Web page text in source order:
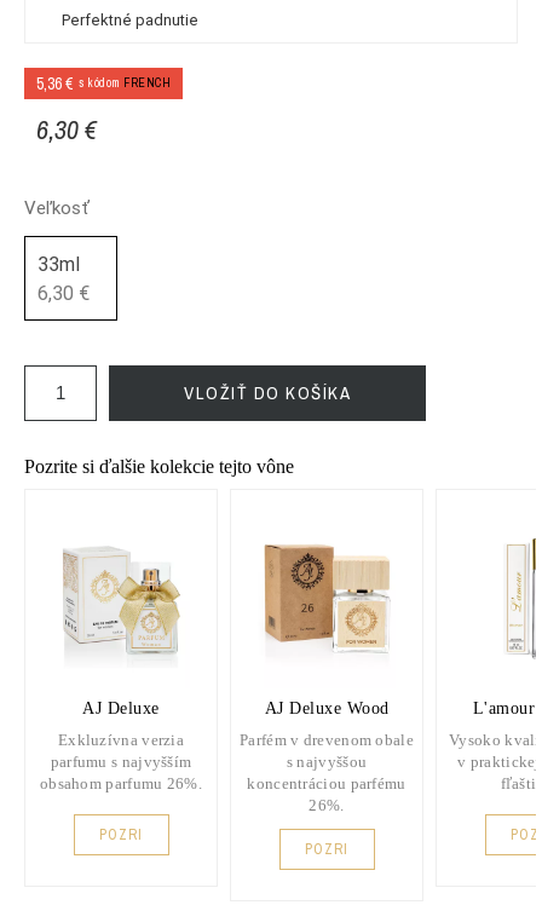
Perfektné padnutie
5,36 € s kódom FRENCH
6,30 €
Veľkosť
33ml
6,30 €
VLOŽIŤ DO KOŠÍKA
Pozrite si ďalšie kolekcie tejto vône
AJ Deluxe
Exkluzívna verzia
parfumu s najvyšším
obsahom parfumu 26%.
POZRI
AJ Deluxe Wood
Parfém v drevenom obale
s najvyššou
koncentráciou parfému
26%.
POZRI
L'amour
Vysoko
v